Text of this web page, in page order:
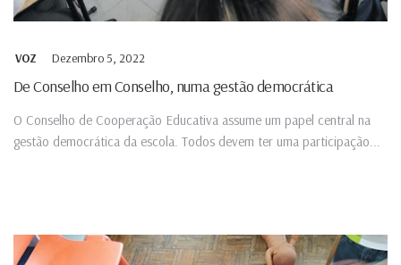
VOZ Dezembro 5, 2022
De Conselho em Conselho, numa gestão democrática
O Conselho de Cooperação Educativa assume um papel central na
gestão democrática da escola. Todos devem ter uma participação...